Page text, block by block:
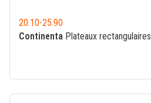
20.10-25.90
Continenta Plateaux rectangulaires